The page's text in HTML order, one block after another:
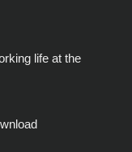
life at the